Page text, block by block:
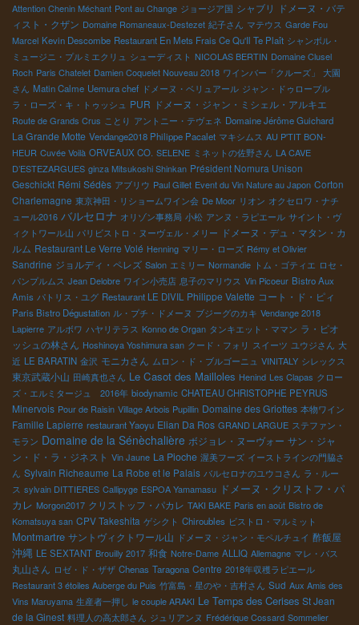
Attention Chenin Méchant Pont au Change ジョージア国 シャブリ
ドメーヌ・バテ
ィスト・クザン Domaine Romaneaux-Destezet 紀子さん マテウス Garde Fou
Marcel Kevin Descombe Restaurant En Mets Frais Ce Qu'Il Te Plaît シャンボル・
ミュージニ・プルミエクリュ シューディスト NICOLAS BERTIN Domaine Clusel
Roch Paris Chatelet Damien Coquelet Nouveau 2018 ワインバー「クルーズ」
大園
さん Matin Calme Uemura chef ドメーヌ・ベリュアール ジャン・ドゥローブル
ラ・ローズ・キ・トゥッシュ PUR ドメーヌ・ジャン・ミシェル・アルキエ
Route de Grands Crus ことり アントニー・テヴェネ Domaine Jérôme Guichard
La Grande Motte Vendange2018 Philippe Pacalet マキシムス AU P'TIT BON-
HEUR Cuvée Voilà ORVEAUX CO. SELENE ミネットの佐野さん LA CAVE
D’ESTEZARGUES ginza Mitsukoshi Shinkan Président Nomura Unison
Geschickt Rémi Sédès アブリウ Paul Gillet Event du Vin Nature au Japon Corton
Charlemagne 東京神田・リショームワイン会 De Moor リオン オクセロワ・ナチ
ュール2016 バルセロナ オリゾン事務局 小松 アンヌ・ラピエール サイント・ヴ
ィクトワール山 パリビストロ・ヌーヴェル・メリー ドメーヌ・デュ・マタン・カ
ルム Restaurant Le Verre Volé Henning マリー・ローズ Rémy et Olivier
Sandrine ジョルディ・ペレズ Salon エミリー Normandie トム・ゴティエ ロセ・
パンプルムス Jean Delobre ワイン小売店 息子のマリウス Vin Picoeur Bistro Aux
Amis パトリス・ユグ Restaurant LE DIVIL Philippe Valette コート・ド・ピィ
Paris Bistro Dégustation ル・プチ・ドメーヌ ブジーグのカキ Vendange 2018
Lapierre アルボワ ハヤリテラス Konno de Organ タンキエット・ママン ラ・ピオ
ッシュの林さん Hoshinoya Yoshimura san クード・フォリ スイーツ ユウジさん 大
近 LE BARATIN 金沢 モニカさん ムロン・ド・ブルゴーニュ VINITALY シレックス
東京武蔵小山 田崎真也さん Le Casot des Mailloles Henind Les Clapas クロー
ズ・エルミタージュ 2016年 biodynamic CHATEAU CHRISTOPHE PEYRUS
Minervois Pour de Raisin Village Arbois Pupillin Domaine des Griottes 本物ワイン
Famille Lapierre restaurant Yaoyu Elian Da Ros GRAND LARGUE ステファン・
モラン Domaine de la Sénèchalière ボジョレ・ヌーヴォー サン・ジャ
ン・ド・ラ・ジネスト Vin Jaune La Pioche 渥美フーズ イーストラインの門脇さ
ん Sylvain Richeaume La Robe et le Palais バルセロナのユウコさん ラ・ルー
ス sylvain DITTIERES Callipyge ESPOA Yamamasu ドメーヌ・クリストフ・パ
カレ Morgon2017 クリストッフ・パカレ TAKI BAKE Paris en août Bistro de
Komatsuya san CPV Takeshita ゲシクト Chiroubles ビストロ・マルミット
Montmartre サントヴィクトワール山 ドメーヌ・ジャン・モペルチュイ 酢飯屋
沖縄 LE SEXTANT Brouilly 2017 和食 Notre-Dame ALLIQ Allemagne マレ・バス
丸山さん ロゼ・ド・ザザ Chenas Taragona Centre 2018年収穫ラピエール
Restaurant 3 étoiles Auberge du Puis 竹富島・星のや・吉村さん Sud Aux Amis des
Vins Maruyama 生産者一押し le couple ARAKI Le Temps des Cerises St Jean
de la Ginest 料理人の高太郎さん ジュリアンヌ Frédérique Cossard Sommelier